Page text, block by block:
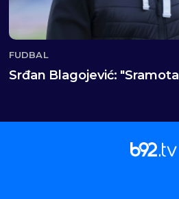
FUDBAL
Srđan Blagojević: